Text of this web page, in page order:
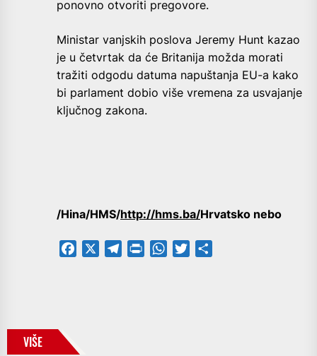
ponovno otvoriti pregovore.
Ministar vanjskih poslova Jeremy Hunt kazao
je u četvrtak da će Britanija možda morati
tražiti odgodu datuma napuštanja EU-a kako
bi parlament dobio više vremena za usvajanje
ključnog zakona.
/Hina/HMS/http://hms.ba/Hrvatsko nebo
Facebook TelegramPrintFriendly
WhatsApp
Twitter
VIŠE